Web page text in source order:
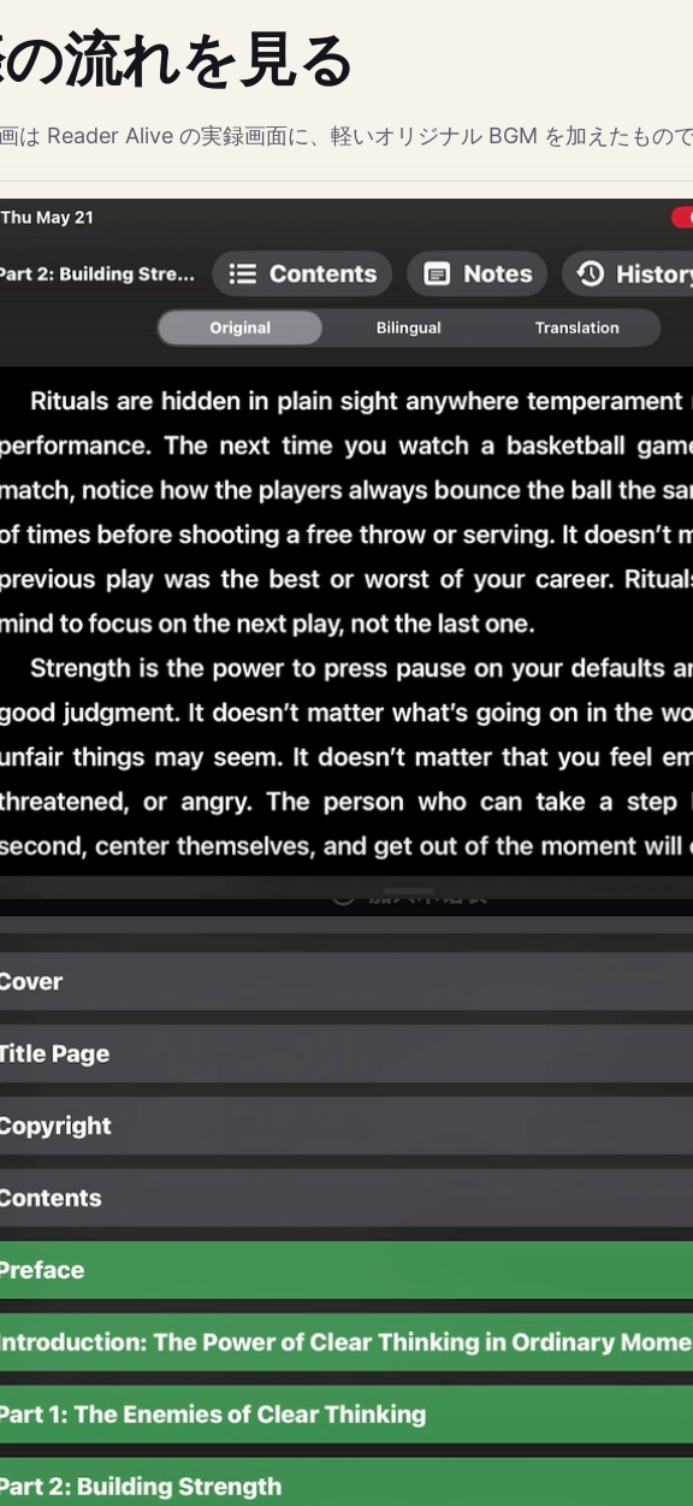
流れを見る
は Reader Alive の実録画面に、軽いオリジナル BGM を加えたもので